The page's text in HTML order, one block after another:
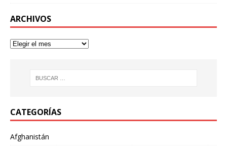
ARCHIVOS
CATEGORÍAS
Afghanistán